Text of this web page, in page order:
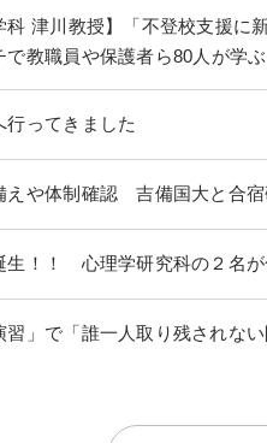
科 津川教授】「不登校支援に
教職員や保護者ら80人が学ぶ
ってきました
えや体制確認 吉備国大と合宿
生！！ 心理学研究科の２名が
習」で「誰一人取り残されな